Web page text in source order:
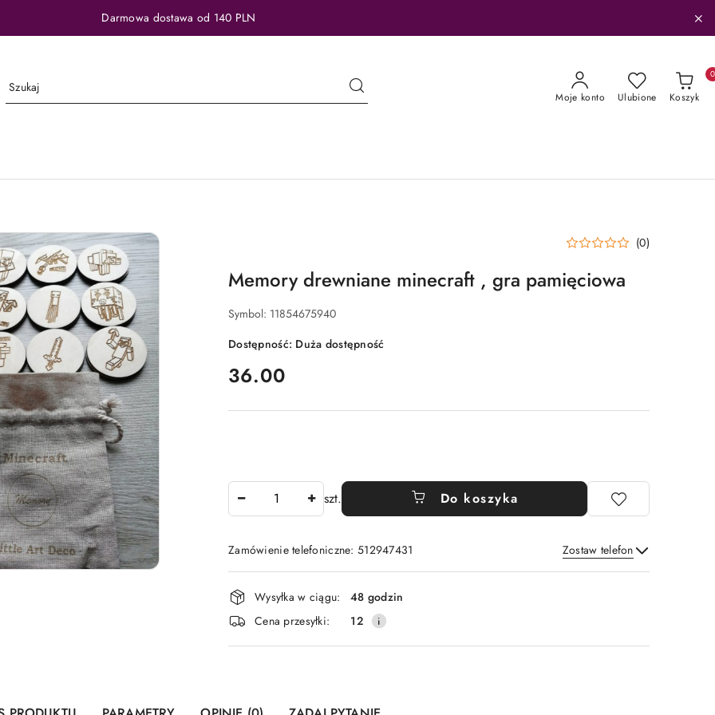
Darmowa dostawa od 140 PLN
Moje konto Ulubione Koszyk
0
(0)
Memory drewniane minecraft , gra pamięciowa
Symbol: 11854675940
Dostępność: Duża dostępność
cena:
36.00
szt. Do koszyka
Zamówienie telefoniczne: 512947431 Zostaw telefon
Wyślij
Dostępność
i
dostawa
Wysyłka w ciągu:
48 godzin
Cena przesyłki:
12